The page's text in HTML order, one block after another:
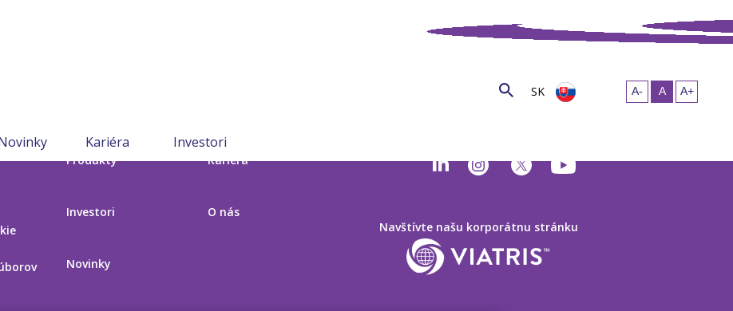
SK
Kariéra Investori
Produkty
Investori
Novinky
Kariéra
O nás
Navštívte našu korporátnu stránku